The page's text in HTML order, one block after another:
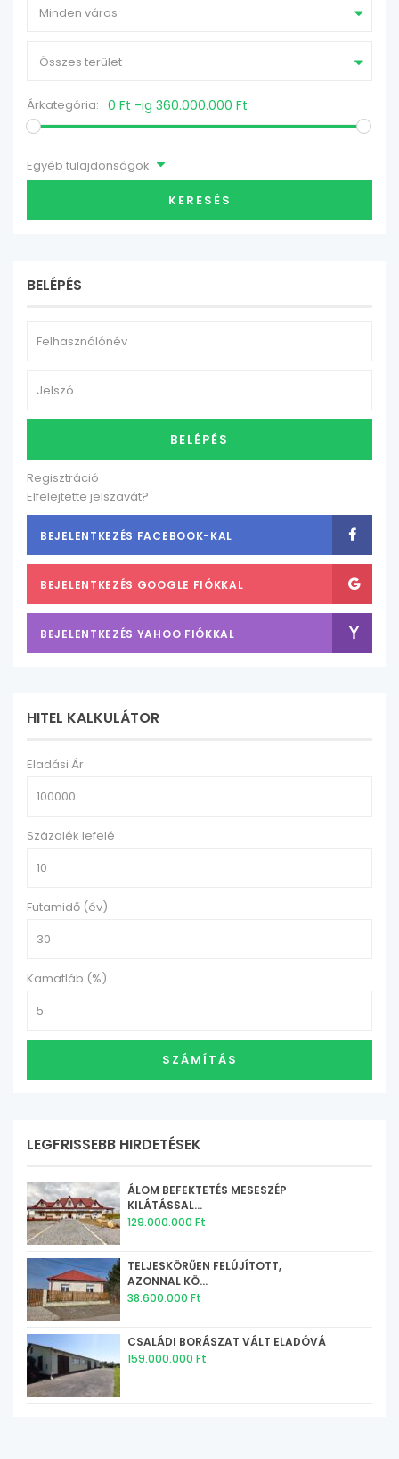
Minden város
Összes terület
Árkategória: 0 Ft -ig 360.000.000 Ft
Egyéb tulajdonságok
KERESÉS
BELÉPÉS
BELÉPÉS
Regisztráció
Elfelejtette jelszavát?
BEJELENTKEZÉS FACEBOOK-KAL
BEJELENTKEZÉS GOOGLE FIÓKKAL
BEJELENTKEZÉS YAHOO FIÓKKAL
HITEL KALKULÁTOR
Eladási Ár
Százalék lefelé
Futamidő (év)
Kamatláb (%)
SZÁMÍTÁS
LEGFRISSEBB HIRDETÉSEK
ÁLOM BEFEKTETÉS MESESZÉP
KILÁTÁSSAL...
129.000.000 Ft
TELJESKÖRŰEN FELÚJÍTOTT,
AZONNAL KÖ...
38.600.000 Ft
CSALÁDI BORÁSZAT VÁLT ELADÓVÁ
159.000.000 Ft